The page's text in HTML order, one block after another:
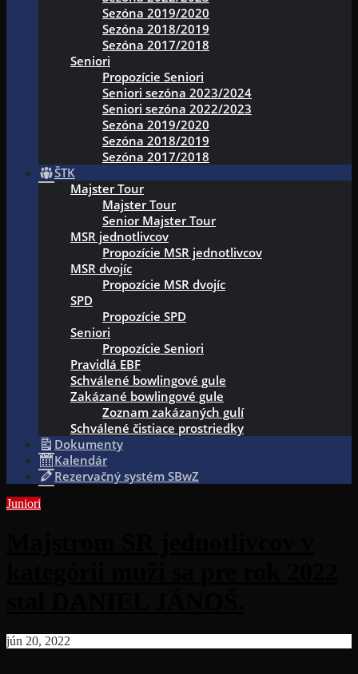
Sezóna 2019/2020
Sezóna 2018/2019
Sezóna 2017/2018
Seniori
Propozície Seniori
Seniori sezóna 2023/2024
Seniori sezóna 2022/2023
Sezóna 2019/2020
Sezóna 2018/2019
Sezóna 2017/2018
ŠTK
Majster Tour
Majster Tour
Senior Majster Tour
MSR jednotlivcov
Propozície MSR jednotlivcov
MSR dvojíc
Propozície MSR dvojíc
SPD
Propozície SPD
Seniori
Propozície Seniori
Pravidlá EBF
Schválené bowlingové gule
Zakázané bowlingové gule
Zoznam zakázaných gulí
Schválené čistiace prostriedky
Dokumenty
Kalendár
Rezervačný systém SBwZ
Juniori
jún 20, 2022